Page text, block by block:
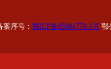
案序号： 鄂ICP备05004779-1号 鄂